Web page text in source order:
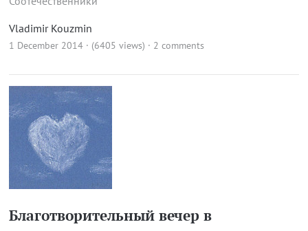
Vladimir Kouzmin
1 December 2014 · (6405 views) · 2 comments
Благотворительный вечер в